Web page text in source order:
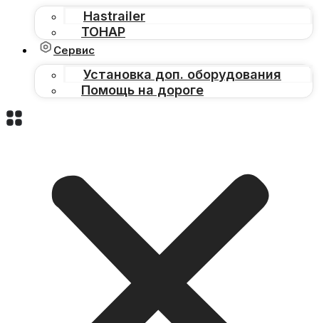
Hastrailer
ТОНАР
Сервис
Установка доп. оборудования
Помощь на дороге